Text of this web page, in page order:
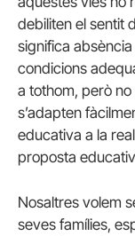
debiliten el sentit
significa
condicions
a tothom, però
s’adapten
educativa a la
proposta
Nosaltres volem
seves famílies,